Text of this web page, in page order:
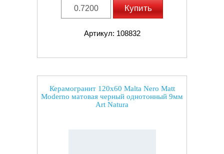
Купить
Артикул: 108832
Керамогранит 120x60 Malta Nero Matt
Moderno матовая черный однотонный 9мм
Art Natura